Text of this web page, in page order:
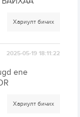
Хариулт бичих
2025-05-19 18:11:22
ene
Хариулт бичих